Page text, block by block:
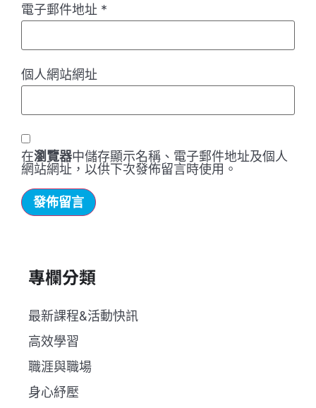
電子郵件地址 *
個人網站網址
在瀏覽器中儲存顯示名稱、電子郵件地址及個人
網站網址，以供下次發佈留言時使用。
專欄分類
最新課程&活動快訊
高效學習
職涯與職場
身心紓壓